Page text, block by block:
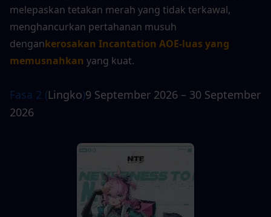
melepaskan tetakan merah yang tidak terkawal,
menghancurkan pertahanan musuh
dengankerosakan Incantation AOE-luas yang
memusnahkan yang kuat.
Fasa 2 (Lingko)9 September 2026 – 30 September
2026